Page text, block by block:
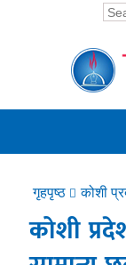
गृहपृष्ठ कोशी
कोशी